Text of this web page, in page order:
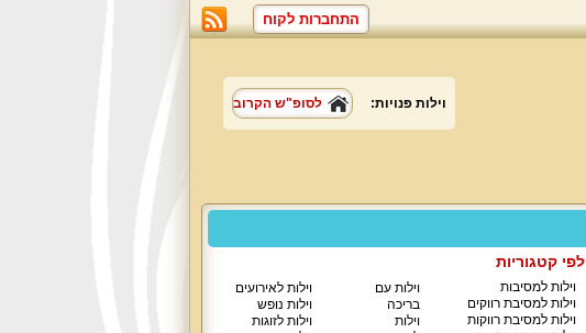
התחברות לקוח
וילות פנויות: לסופ"ש הקרוב
לפי קטגוריות
וילות למסיבות
וילות למסיבת רווקים
וילות למסיבת רווקות
וילות עם
בריכה
וילות
וילות לאירועים
וילות נופש
וילות לזוגות